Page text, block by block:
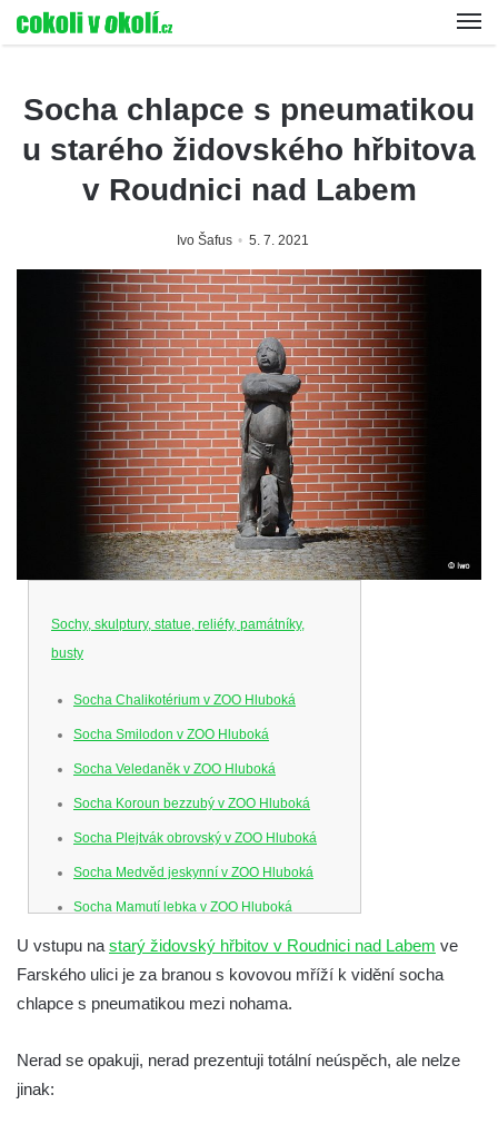
Socha chlapce s pneumatikou
u starého židovského hřbitova
v Roudnici nad Labem
Ivo Šafus 5. 7. 2021
Sochy, skulptury, statue, reliéfy, památníky,
busty
Socha Chalikotérium v ZOO Hluboká
Socha Smilodon v ZOO Hluboká
Socha Veledaněk v ZOO Hluboká
Socha Koroun bezzubý v ZOO Hluboká
Socha Plejtvák obrovský v ZOO Hluboká
Socha Medvěd jeskynní v ZOO Hluboká
Socha Mamutí lebka v ZOO Hluboká
Socha Mamut srstnatý v ZOO Hluboká
Socha Orel v ZOO Hluboká
Socha Vydry si hrají v ZOO Hluboká
U vstupu na starý židovský hřbitov v Roudnici nad Labem ve
Farského ulici je za branou s kovovou mříží k vidění socha
chlapce s pneumatikou mezi nohama.
Nerad se opakuji, nerad prezentuji totální neúspěch, ale nelze
jinak: